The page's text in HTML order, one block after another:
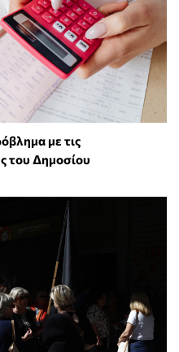
με τις
του Δημοσίου